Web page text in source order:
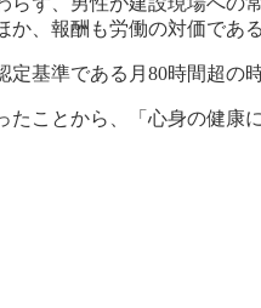
、報酬も労働の対価であ
基準である月80時間超の
ことから、「心身の健